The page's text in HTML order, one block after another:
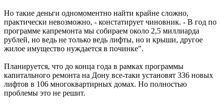
Но такие деньги одномоментно найти крайне сложно,
практически невозможно, - констатирует чиновник. - В год по
программе капремонта мы собираем около 2,5 миллиарда
рублей, но ведь не только ведь лифты, но и крыши, другое
жилое имущество нуждается в починке".
Планируется, что до конца года в рамках программы
капитального ремонта на Дону все-таки установят 336 новых
лифтов в 106 многоквартирных домах. Но полностью
проблемы это не решит.